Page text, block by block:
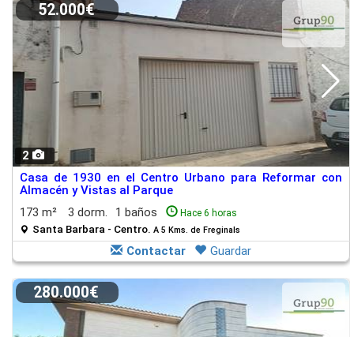
2
52.000€
Casa de 1930 en el Centro Urbano para Reformar con
Almacén y Vistas al Parque
173 m²
3 dorm. 1 baños Hace 6 horas
Santa Barbara - Centro. A 5 Kms. de Freginals
Contactar Guardar
280.000€